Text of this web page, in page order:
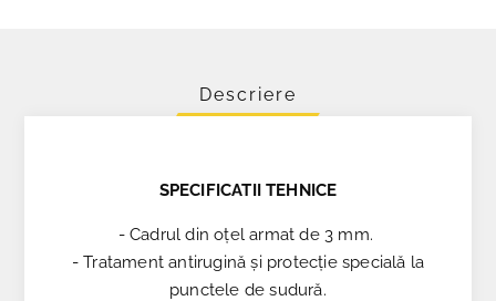
Descriere
SPECIFICATII TEHNICE
- Cadrul din oțel armat de 3 mm.
- Tratament antirugină și protecție specială la
punctele de sudură.